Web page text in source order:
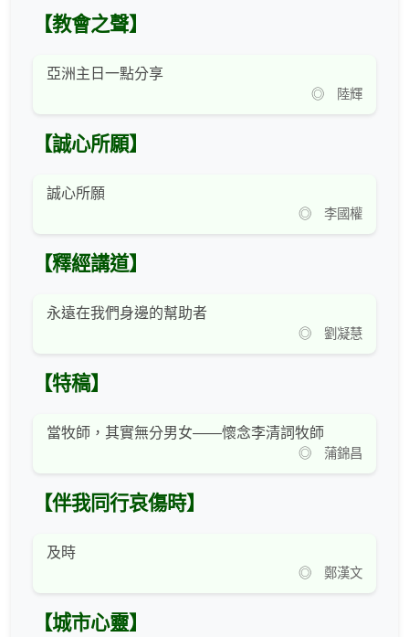
【教會之聲】
亞洲主日一點分享
◎ 陸輝
【誠心所願】
誠心所願
◎ 李國權
【釋經講道】
永遠在我們身邊的幫助者
◎ 劉凝慧
【特稿】
當牧師，其實無分男女——懷念李清詞牧師
◎ 蒲錦昌
【伴我同行哀傷時】
及時
◎ 鄭漢文
【城市心靈】